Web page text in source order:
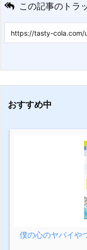
この記事のトラ
おすすめ中
僕の心のヤバイや